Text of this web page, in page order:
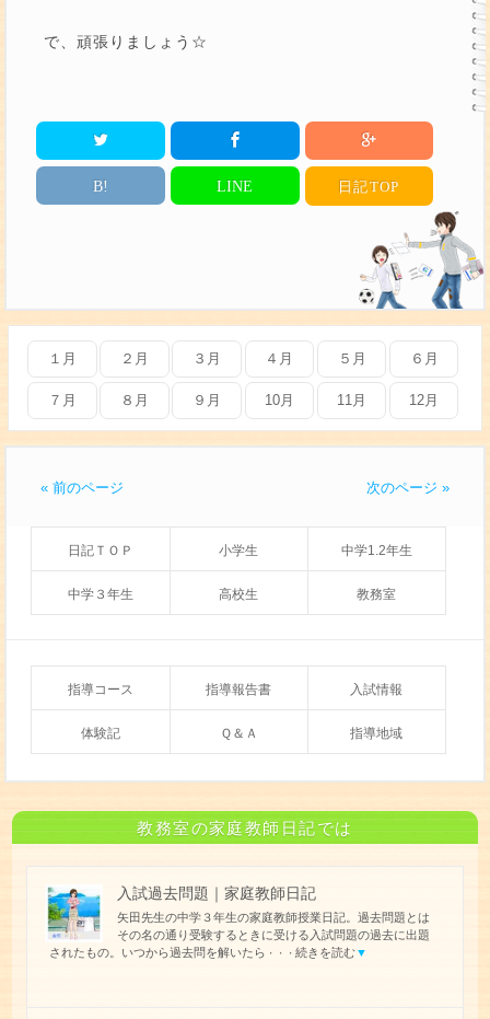
で、頑張りましょう☆
B! LINE 日記TOP
１月 ２月 ３月 ４月 ５月 ６月
７月 ８月 ９月 10月 11月 12月
« 前のページ 次のページ »
日記ＴＯＰ 小学生 中学1.2年生
中学３年生 高校生 教務室
指導コース 指導報告書 入試情報
体験記 Ｑ＆Ａ 指導地域
教務室の家庭教師日記では
入試過去問題｜家庭教師日記
矢田先生の中学３年生の家庭教師授業日記。過去問題とは
その名の通り受験するときに受ける入試問題の過去に出題
されたもの。いつから過去問を解いたら ・・・ 続きを読む▼